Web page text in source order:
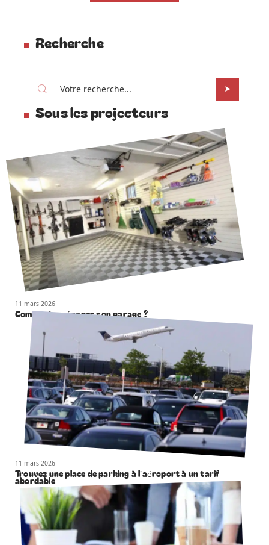
Recherche
Sous les projecteurs
11 mars 2026
Comment aménager son garage ?
11 mars 2026
Trouvez une place de parking à l’aéroport à un tarif
abordable